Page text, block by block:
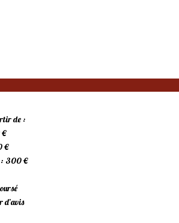
de :
€
€
: 300 €
d’avis